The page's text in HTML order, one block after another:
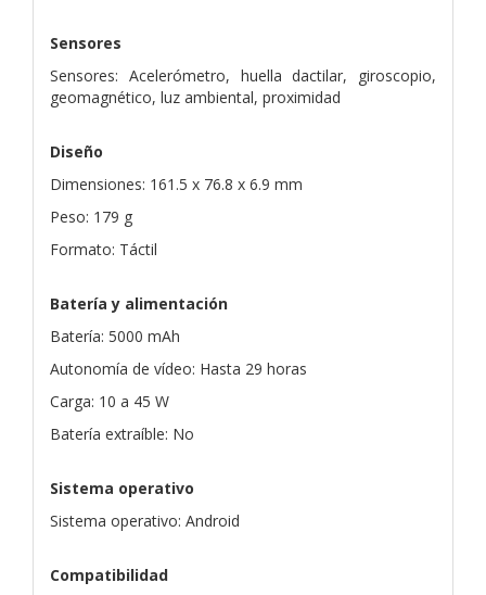
Sensores
Sensores: Acelerómetro, huella dactilar, giroscopio,
geomagnético, luz ambiental, proximidad
Diseño
Dimensiones: 161.5 x 76.8 x 6.9 mm
Peso: 179 g
Formato: Táctil
Batería y alimentación
Batería: 5000 mAh
Autonomía de vídeo: Hasta 29 horas
Carga: 10 a 45 W
Batería extraíble: No
Sistema operativo
Sistema operativo: Android
Compatibilidad